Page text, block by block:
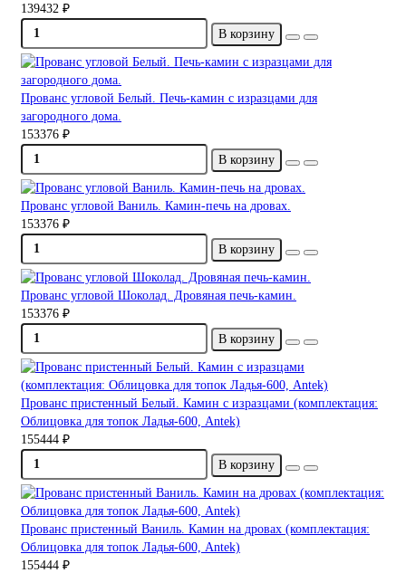
139432 ₽
В корзину
Прованс угловой Белый. Печь-камин с изразцами для
загородного дома.
153376 ₽
В корзину
Прованс угловой Ваниль. Камин-печь на дровах.
153376 ₽
В корзину
Прованс угловой Шоколад. Дровяная печь-камин.
153376 ₽
В корзину
Прованс пристенный Белый. Камин с изразцами (комплектация:
Облицовка для топок Ладья-600, Antek)
155444 ₽
В корзину
Прованс пристенный Ваниль. Камин на дровах (комплектация:
Облицовка для топок Ладья-600, Antek)
155444 ₽